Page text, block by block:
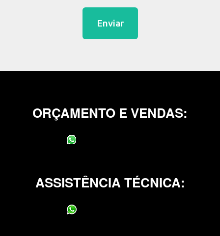
Enviar
ORÇAMENTO E VENDAS:
ASSISTÊNCIA TÉCNICA: